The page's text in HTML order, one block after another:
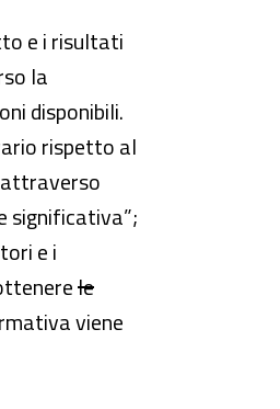
e i risultati
la
disponibili.
rispetto al
significativa”;
e i
leAttenzione! Il
viene